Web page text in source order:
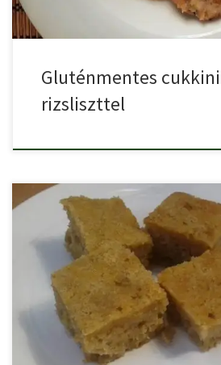
Gluténmentes
rizsliszttel
Sütemény sok rosttal és kevesebb
rizsliszttel, készül […]